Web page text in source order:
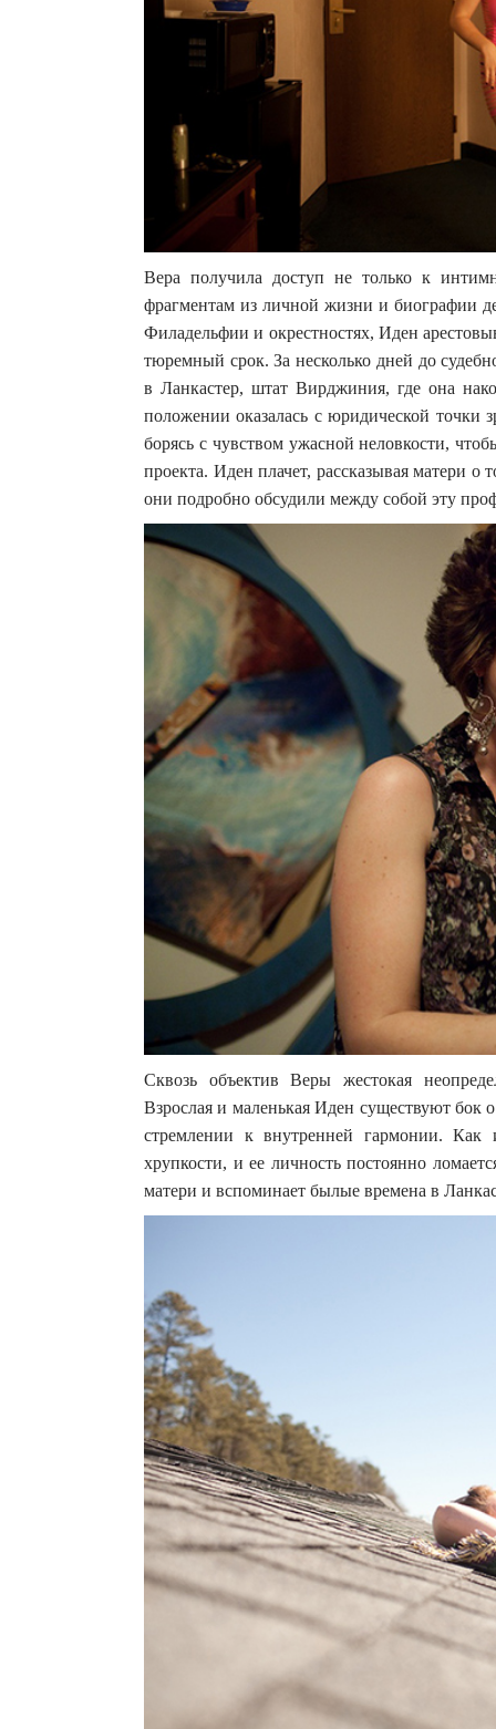
Вера получила доступ не только к
фрагментам из личной жизни и биографии
Филадельфии и окрестностях, Иден
тюремный срок. За несколько дней до
в Ланкастер, штат Вирджиния, где она
положении оказалась с юридической точки
борясь с чувством ужасной неловкости,
проекта. Иден плачет, рассказывая матери о
они подробно обсудили между собой эту
Сквозь объектив Веры жестокая
Взрослая и маленькая Иден существуют бок
стремлении к внутренней гармонии.
хрупкости, и ее личность постоянно
матери и вспоминает былые времена в